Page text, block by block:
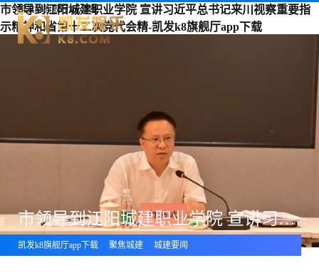
市领导到江阳城建职业学院 宣讲习近平总书记来川视察重要指
示精神和省第十二次党代会精-凯发k8旗舰厅app下载
凯发k8旗舰厅app下载
市领导到江阳城建职业学院 宣讲习近平总书记来川视察重要指示精神和省第十二次党代会精
凯发k8旗舰厅app下载 聚焦城建 城建要闻